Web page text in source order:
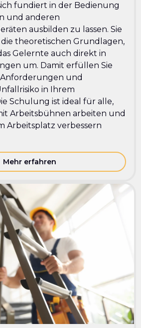
fundiert in der Bedienung
und anderen
ausbilden zu lassen. Sie
theoretischen Grundlagen,
Gelernte auch direkt in
um. Damit erfüllen Sie
und
in Ihrem
Schulung ist ideal für alle,
Arbeitsbühnen arbeiten und
Arbeitsplatz verbessern
Mehr erfahren